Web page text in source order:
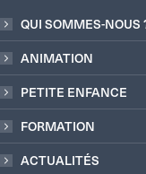
QUI SOMMES-NOUS
ANIMATION
PETITE ENFANCE
FORMATION
ACTUALITÉS